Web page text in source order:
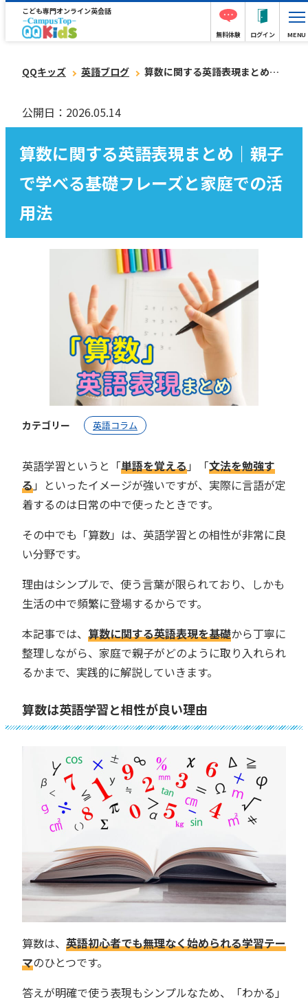
こども専門オンライン英会話
無料体験 ログイン MENU
QQキッズ 英語ブログ 算数に関する英語表現まとめ｜親子で学べる基礎フレーズと家庭での活用法
公開日：2026.05.14
算数に関する英語表現まとめ｜親子
で学べる基礎フレーズと家庭での活
用法
カテゴリー 英語コラム
英語学習というと「単語を覚える」「文法を勉強す
る」といったイメージが強いですが、実際に言語が定
着するのは日常の中で使ったときです。
その中でも「算数」は、英語学習との相性が非常に良
い分野です。
理由はシンプルで、使う言葉が限られており、しかも
生活の中で頻繁に登場するからです。
本記事では、 算数に関する英語表現を基礎から丁寧に
整理しながら、家庭で親子がどのように取り入れられ
るかまで、実践的に解説していきます。
算数は英語学習と相性が良い理由
算数は、 英語初心者でも無理なく始められる学習テー
マのひとつです。
答えが明確で使う表現もシンプルなため、「わかる」